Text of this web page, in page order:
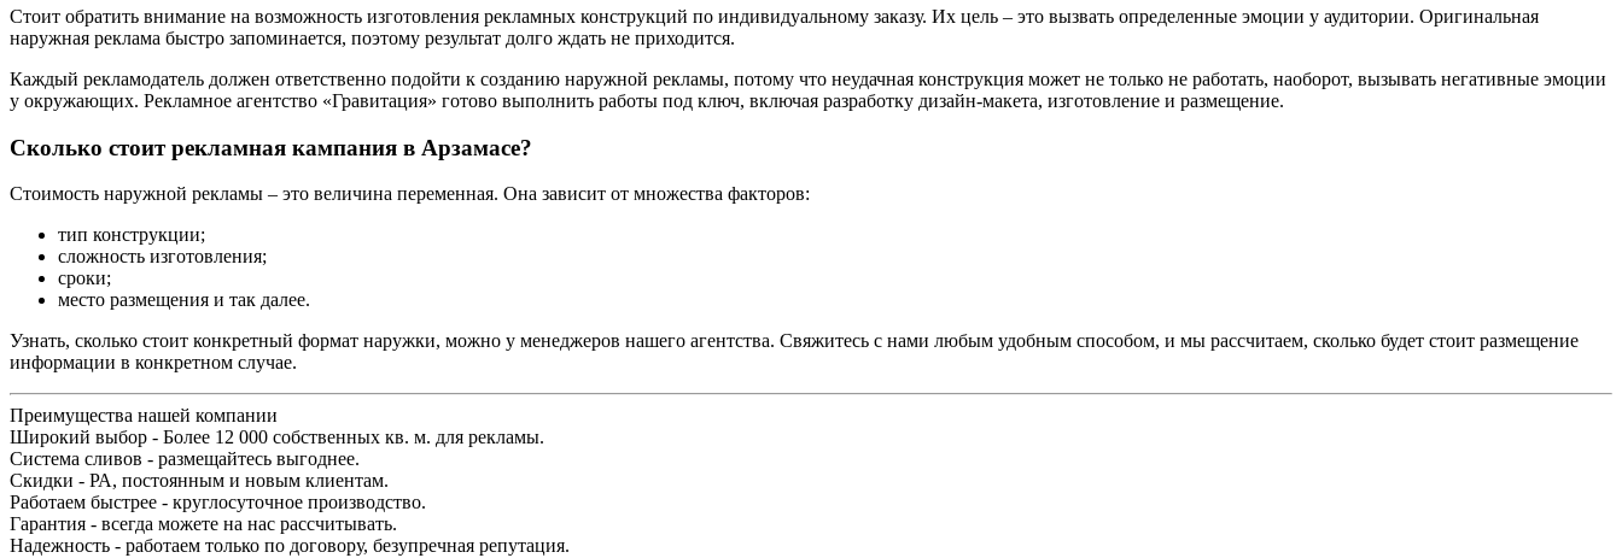
Стоит обратить внимание на возможность изготовления рекламных конструкций по индивидуальному заказу. Их цель – это вызвать определенные эмоции у аудитории. Оригинальная
наружная реклама быстро запоминается, поэтому результат долго ждать не приходится.
Каждый рекламодатель должен ответственно подойти к созданию наружной рекламы, потому что неудачная конструкция может не только не работать, наоборот, вызывать негативные эмоции
у окружающих. Рекламное агентство «Гравитация» готово выполнить работы под ключ, включая разработку дизайн-макета, изготовление и размещение.
Сколько стоит рекламная кампания в Арзамасе?
Стоимость наружной рекламы – это величина переменная. Она зависит от множества факторов:
тип конструкции;
сложность изготовления;
сроки;
место размещения и так далее.
Узнать, сколько стоит конкретный формат наружки, можно у менеджеров нашего агентства. Свяжитесь с нами любым удобным способом, и мы рассчитаем, сколько будет стоит размещение
информации в конкретном случае.
Преимущества нашей компании
Широкий выбор - Более 12 000 собственных кв. м. для рекламы.
Система сливов - размещайтесь выгоднее.
Скидки - РА, постоянным и новым клиентам.
Работаем быстрее - круглосуточное производство.
Гарантия - всегда можете на нас рассчитывать.
Надежность - работаем только по договору, безупречная репутация.